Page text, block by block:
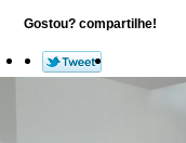
Gostou? compartilhe!